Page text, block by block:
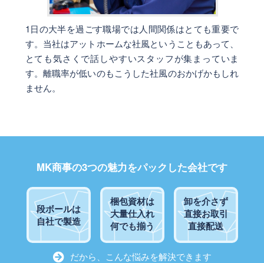
1日の大半を過ごす職場では人間関係はとても重要で
す。当社はアットホームな社風ということもあって、
とても気さくで話しやすいスタッフが集まっていま
す。離職率が低いのもこうした社風のおかげかもしれ
ません。
MK商事の3つの魅力をパックした会社です
段ボールは
自社で製造
梱包資材は
大量仕入れ
何でも揃う
卸を介さず
直接お取引
直接配送
だから、こんな悩みを解決できます